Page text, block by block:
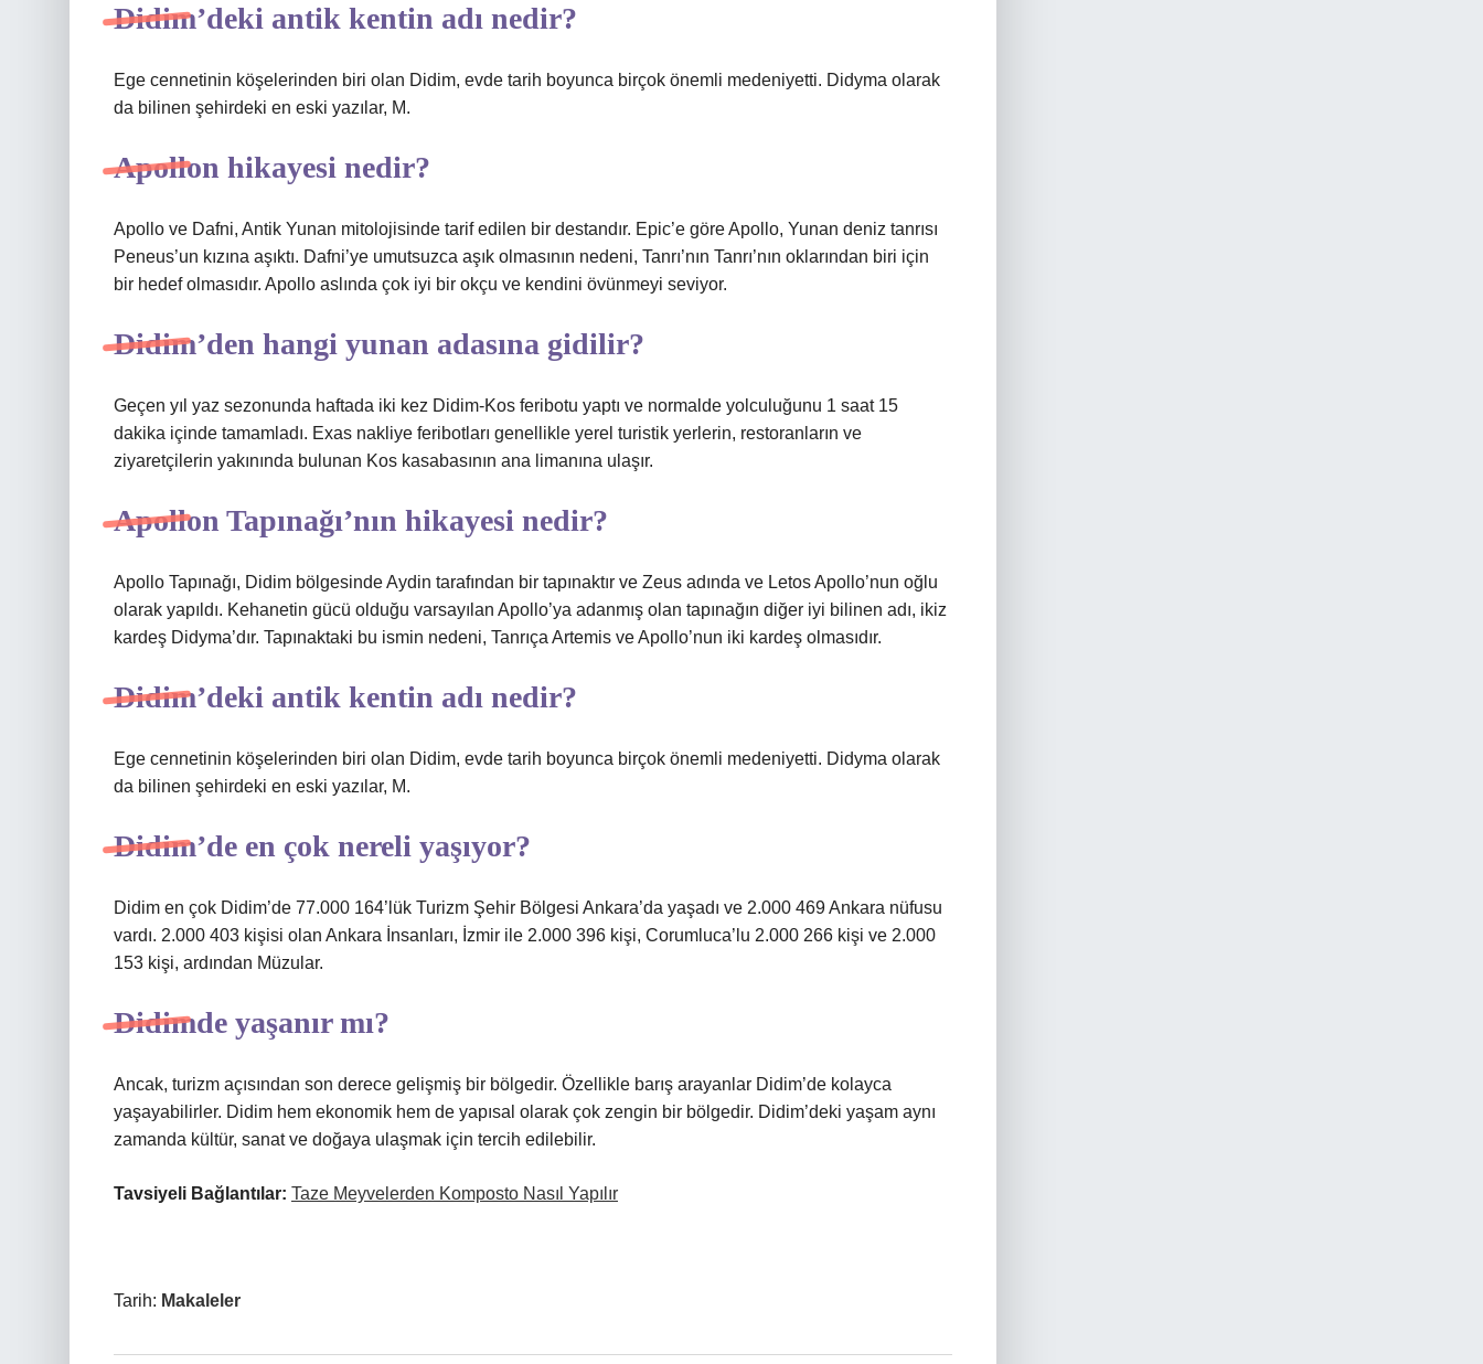
Didim’deki antik kentin adı nedir?
Ege cennetinin köşelerinden biri olan Didim, evde tarih boyunca birçok önemli medeniyetti. Didyma olarak
da bilinen şehirdeki en eski yazılar, M.
Apollon hikayesi nedir?
Apollo ve Dafni, Antik Yunan mitolojisinde tarif edilen bir destandır. Epic’e göre Apollo, Yunan deniz tanrısı
Peneus’un kızına aşıktı. Dafni’ye umutsuzca aşık olmasının nedeni, Tanrı’nın Tanrı’nın oklarından biri için
bir hedef olmasıdır. Apollo aslında çok iyi bir okçu ve kendini övünmeyi seviyor.
Didim’den hangi yunan adasına gidilir?
Geçen yıl yaz sezonunda haftada iki kez Didim-Kos feribotu yaptı ve normalde yolculuğunu 1 saat 15
dakika içinde tamamladı. Exas nakliye feribotları genellikle yerel turistik yerlerin, restoranların ve
ziyaretçilerin yakınında bulunan Kos kasabasının ana limanına ulaşır.
Apollon Tapınağı’nın hikayesi nedir?
Apollo Tapınağı, Didim bölgesinde Aydin tarafından bir tapınaktır ve Zeus adında ve Letos Apollo’nun oğlu
olarak yapıldı. Kehanetin gücü olduğu varsayılan Apollo’ya adanmış olan tapınağın diğer iyi bilinen adı, ikiz
kardeş Didyma’dır. Tapınaktaki bu ismin nedeni, Tanrıça Artemis ve Apollo’nun iki kardeş olmasıdır.
Didim’deki antik kentin adı nedir?
Ege cennetinin köşelerinden biri olan Didim, evde tarih boyunca birçok önemli medeniyetti. Didyma olarak
da bilinen şehirdeki en eski yazılar, M.
Didim’de en çok nereli yaşıyor?
Didim en çok Didim’de 77.000 164’lük Turizm Şehir Bölgesi Ankara’da yaşadı ve 2.000 469 Ankara nüfusu
vardı. 2.000 403 kişisi olan Ankara İnsanları, İzmir ile 2.000 396 kişi, Corumluca’lu 2.000 266 kişi ve 2.000
153 kişi, ardından Müzular.
Didimde yaşanır mı?
Ancak, turizm açısından son derece gelişmiş bir bölgedir. Özellikle barış arayanlar Didim’de kolayca
yaşayabilirler. Didim hem ekonomik hem de yapısal olarak çok zengin bir bölgedir. Didim’deki yaşam aynı
zamanda kültür, sanat ve doğaya ulaşmak için tercih edilebilir.
Tavsiyeli Bağlantılar: Taze Meyvelerden Komposto Nasıl Yapılır
Tarih: Makaleler